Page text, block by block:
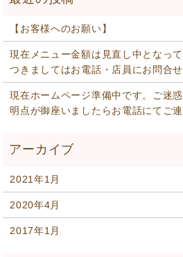
【お客様へのお願い】
現在メニュー金額は見直し中となっ
つきましてはお電話・店員にお問合
現在ホームページ準備中です。ご迷
明点が御座いましたらお電話にてご
2021年1月
2020年4月
2017年1月